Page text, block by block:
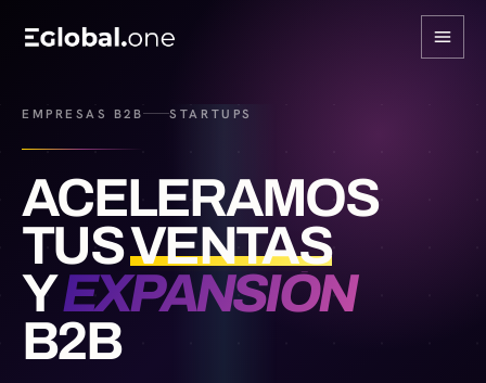
EMPRESAS B2B STARTUPS
ACELERAMOS
TUSVENTAS
YEXPANSIÓN
B2B